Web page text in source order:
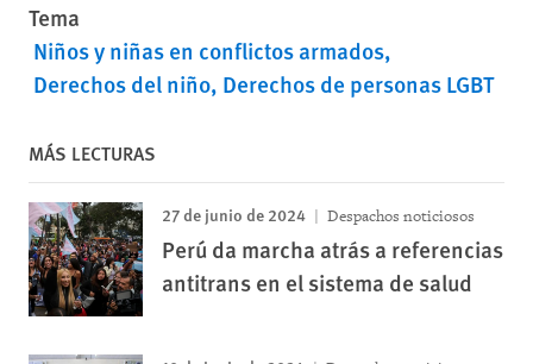
Tema
Niños y niñas en conflictos armados
Derechos del niño Derechos de personas LGBT
MÁS LECTURAS
27 de junio de 2024 Despachos noticiosos
Perú da marcha atrás a referencias
antitrans en el sistema de salud